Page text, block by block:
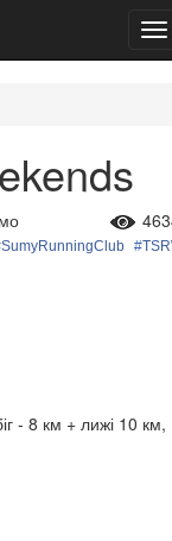
SumyRunningClub #
- 8 км + лижі 10 км,